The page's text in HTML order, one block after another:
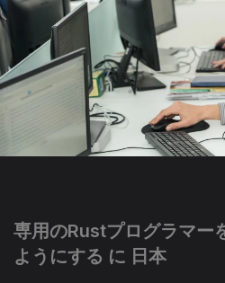
専用のRustプログラマー
ようにする に 日本